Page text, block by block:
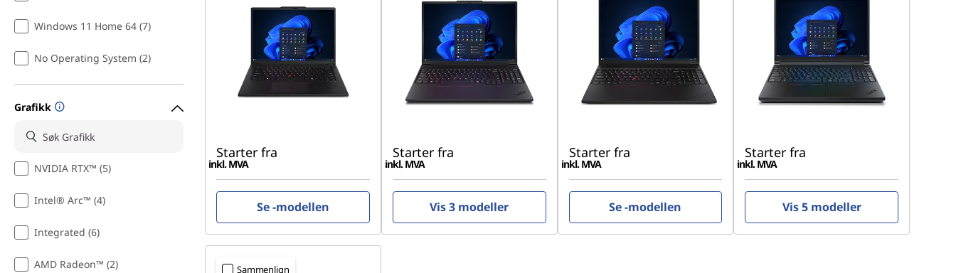
A
Windows 11 Home 64 (7)
No Operating System (2)
Grafikk
NVIDIA RTX™ (5)
Intel® Arc™ (4)
Integrated (6)
AMD Radeon™ (2)
Starter fra
inkl. MVA
Se -modellen
Starter fra
inkl. MVA
Vis 3 modeller
Starter fra
inkl. MVA
Se -modellen
Starter fra
inkl. MVA
Vis 5 modeller
Sammenlign